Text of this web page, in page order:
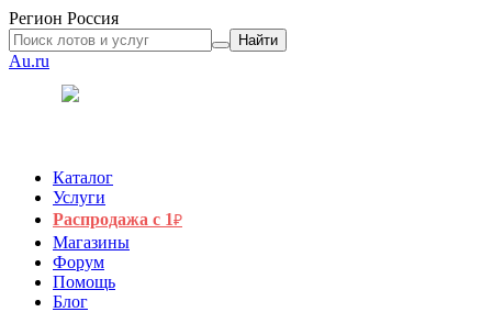
Регион Россия
Найти
Au.ru
Каталог
Услуги
Распродажа с 1₽
Магазины
Форум
Помощь
Блог